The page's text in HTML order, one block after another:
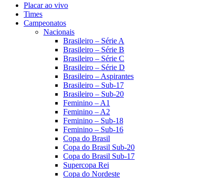
Placar ao vivo
Times
Campeonatos
Nacionais
Brasileiro – Série A
Brasileiro – Série B
Brasileiro – Série C
Brasileiro – Série D
Brasileiro – Aspirantes
Brasileiro – Sub-17
Brasileiro – Sub-20
Feminino – A1
Feminino – A2
Feminino – Sub-18
Feminino – Sub-16
Copa do Brasil
Copa do Brasil Sub-20
Copa do Brasil Sub-17
Supercopa Rei
Copa do Nordeste